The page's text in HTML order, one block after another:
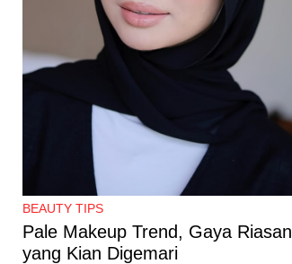
BEAUTY TIPS
Pale Makeup Trend, Gaya Riasan
yang Kian Digemari